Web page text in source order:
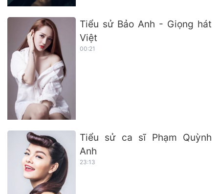
Tiểu sử Bảo Anh - Giọng hát
Việt
00:21
Tiểu sử ca sĩ Phạm Quỳnh
Anh
23:13